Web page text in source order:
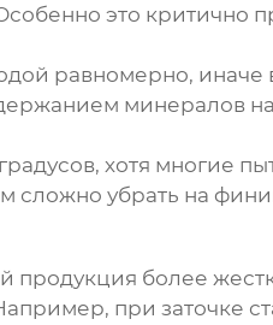
это критично
равномерно,
минералов
хотя многие
сложно убрать на
продукция более
при заточке